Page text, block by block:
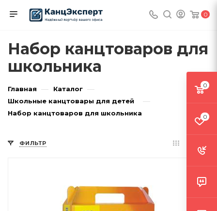
0
Набор канцтоваров для
школьника
Главная — Каталог —
Школьные канцтовары для детей —
Набор канцтоваров для школьника
ФИЛЬТР
0
0